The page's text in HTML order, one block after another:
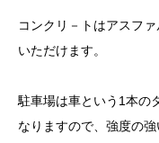
コンクリ－トはアスフ
いただけます。
駐車場は車という1本の
なりますので、強度の